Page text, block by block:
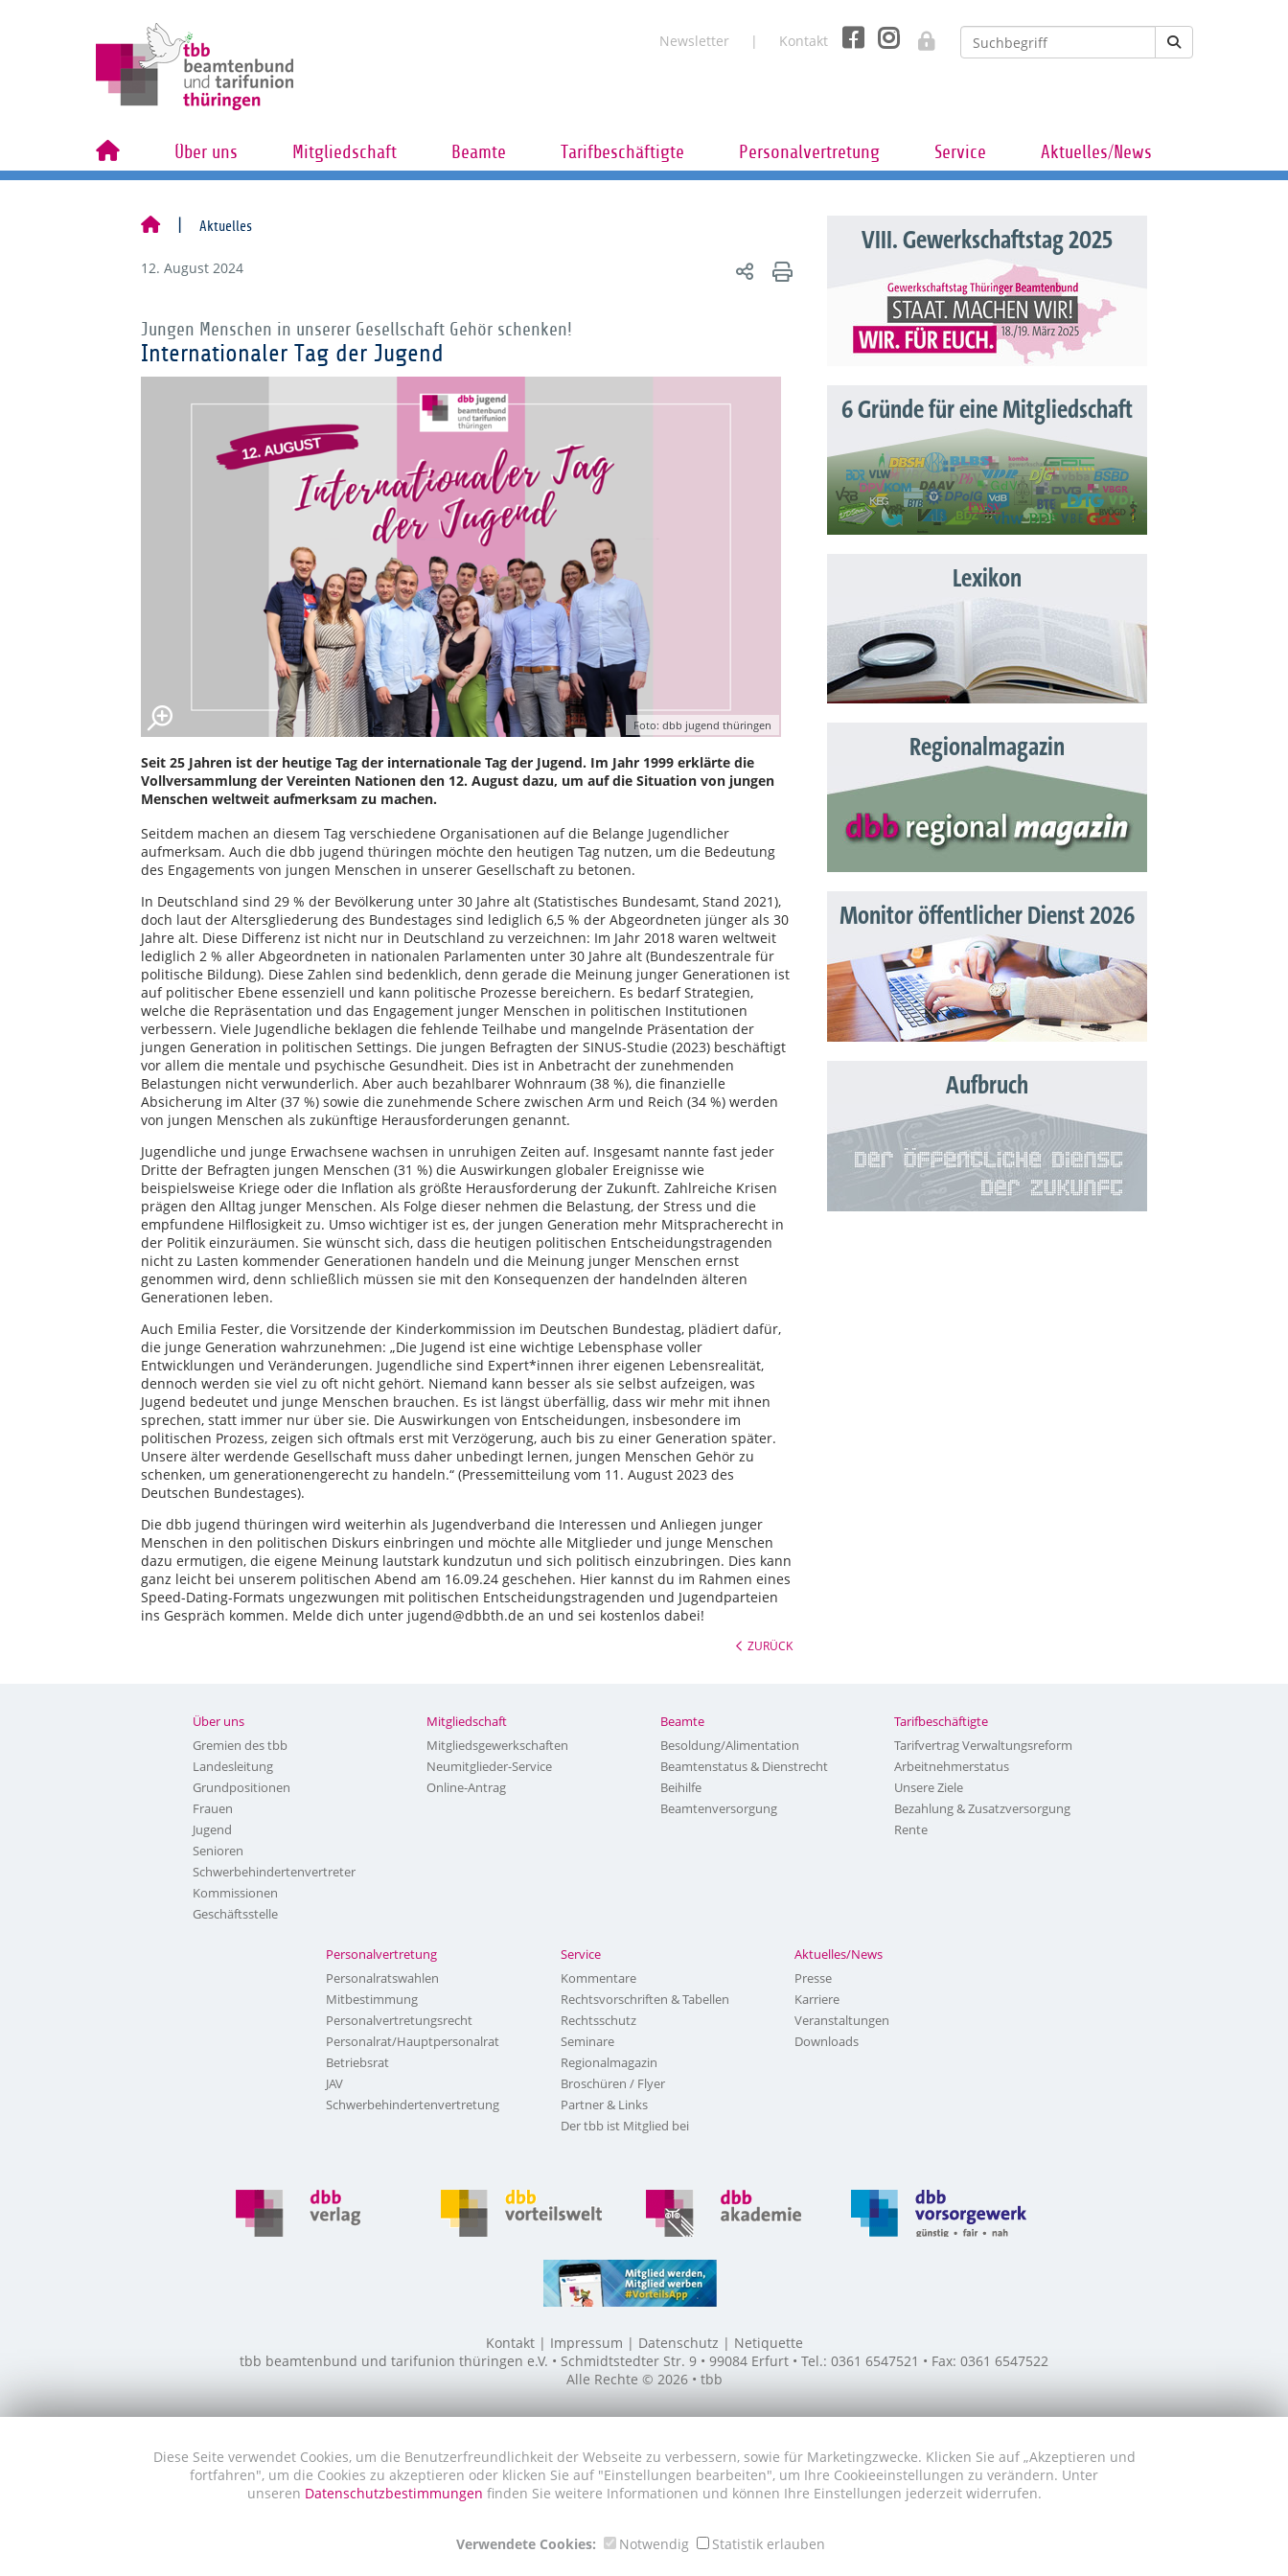
Newsletter Kontakt
Über uns Mitgliedschaft Beamte Tarifbeschäftigte Personalvertretung Service Aktuelles/News
Aktuelles
12. August 2024
Jungen Menschen in unserer Gesellschaft Gehör schenken!
Internationaler Tag der Jugend
Foto: dbb jugend thüringen
Seit 25 Jahren ist der heutige Tag der internationale Tag der Jugend. Im Jahr 1999 erklärte die
Vollversammlung der Vereinten Nationen den 12. August dazu, um auf die Situation von jungen
Menschen weltweit aufmerksam zu machen.
Seitdem machen an diesem Tag verschiedene Organisationen auf die Belange Jugendlicher
aufmerksam. Auch die dbb jugend thüringen möchte den heutigen Tag nutzen, um die Bedeutung
des Engagements von jungen Menschen in unserer Gesellschaft zu betonen.
In Deutschland sind 29 % der Bevölkerung unter 30 Jahre alt (Statistisches Bundesamt, Stand 2021),
doch laut der Altersgliederung des Bundestages sind lediglich 6,5 % der Abgeordneten jünger als 30
Jahre alt. Diese Differenz ist nicht nur in Deutschland zu verzeichnen: Im Jahr 2018 waren weltweit
lediglich 2 % aller Abgeordneten in nationalen Parlamenten unter 30 Jahre alt (Bundeszentrale für
politische Bildung). Diese Zahlen sind bedenklich, denn gerade die Meinung junger Generationen ist
auf politischer Ebene essenziell und kann politische Prozesse bereichern. Es bedarf Strategien,
welche die Repräsentation und das Engagement junger Menschen in politischen Institutionen
verbessern. Viele Jugendliche beklagen die fehlende Teilhabe und mangelnde Präsentation der
jungen Generation in politischen Settings. Die jungen Befragten der SINUS-Studie (2023) beschäftigt
vor allem die mentale und psychische Gesundheit. Dies ist in Anbetracht der zunehmenden
Belastungen nicht verwunderlich. Aber auch bezahlbarer Wohnraum (38 %), die finanzielle
Absicherung im Alter (37 %) sowie die zunehmende Schere zwischen Arm und Reich (34 %) werden
von jungen Menschen als zukünftige Herausforderungen genannt.
Jugendliche und junge Erwachsene wachsen in unruhigen Zeiten auf. Insgesamt nannte fast jeder
Dritte der Befragten jungen Menschen (31 %) die Auswirkungen globaler Ereignisse wie
beispielsweise Kriege oder die Inflation als größte Herausforderung der Zukunft. Zahlreiche Krisen
prägen den Alltag junger Menschen. Als Folge dieser nehmen die Belastung, der Stress und die
empfundene Hilflosigkeit zu. Umso wichtiger ist es, der jungen Generation mehr Mitspracherecht in
der Politik einzuräumen. Sie wünscht sich, dass die heutigen politischen Entscheidungstragenden
nicht zu Lasten kommender Generationen handeln und die Meinung junger Menschen ernst
genommen wird, denn schließlich müssen sie mit den Konsequenzen der handelnden älteren
Generationen leben.
Auch Emilia Fester, die Vorsitzende der Kinderkommission im Deutschen Bundestag, plädiert dafür,
die junge Generation wahrzunehmen: „Die Jugend ist eine wichtige Lebensphase voller
Entwicklungen und Veränderungen. Jugendliche sind Expert*innen ihrer eigenen Lebensrealität,
dennoch werden sie viel zu oft nicht gehört. Niemand kann besser als sie selbst aufzeigen, was
Jugend bedeutet und junge Menschen brauchen. Es ist längst überfällig, dass wir mehr mit ihnen
sprechen, statt immer nur über sie. Die Auswirkungen von Entscheidungen, insbesondere im
politischen Prozess, zeigen sich oftmals erst mit Verzögerung, auch bis zu einer Generation später.
Unsere älter werdende Gesellschaft muss daher unbedingt lernen, jungen Menschen Gehör zu
schenken, um generationengerecht zu handeln.“ (Pressemitteilung vom 11. August 2023 des
Deutschen Bundestages).
Die dbb jugend thüringen wird weiterhin als Jugendverband die Interessen und Anliegen junger
Menschen in den politischen Diskurs einbringen und möchte alle Mitglieder und junge Menschen
dazu ermutigen, die eigene Meinung lautstark kundzutun und sich politisch einzubringen. Dies kann
ganz leicht bei unserem politischen Abend am 16.09.24 geschehen. Hier kannst du im Rahmen eines
Speed-Dating-Formats ungezwungen mit politischen Entscheidungstragenden und Jugendparteien
ins Gespräch kommen. Melde dich unter jugend@dbbth.de an und sei kostenlos dabei!
ZURÜCK
VIII. Gewerkschaftstag 2025
6 Gründe für eine Mitgliedschaft
Lexikon
Regionalmagazin
Monitor öffentlicher Dienst 2026
Aufbruch
Über uns
Gremien des tbb
Landesleitung
Grundpositionen
Frauen
Jugend
Senioren
Schwerbehindertenvertreter
Kommissionen
Geschäftsstelle
Mitgliedschaft
Mitgliedsgewerkschaften
Neumitglieder-Service
Online-Antrag
Beamte
Besoldung/Alimentation
Beamtenstatus & Dienstrecht
Beihilfe
Beamtenversorgung
Tarifbeschäftigte
Tarifvertrag Verwaltungsreform
Arbeitnehmerstatus
Unsere Ziele
Bezahlung & Zusatzversorgung
Rente
Personalvertretung
Personalratswahlen
Mitbestimmung
Personalvertretungsrecht
Personalrat/Hauptpersonalrat
Betriebsrat
JAV
Schwerbehindertenvertretung
Service
Kommentare
Rechtsvorschriften & Tabellen
Rechtsschutz
Seminare
Regionalmagazin
Broschüren / Flyer
Partner & Links
Der tbb ist Mitglied bei
Aktuelles/News
Presse
Karriere
Veranstaltungen
Downloads
Kontakt Impressum Datenschutz
Netiquette
tbb beamtenbund und tarifunion thüringen e.V. • Schmidtstedter Str. 9 • 99084 Erfurt • Tel.: 0361 6547521 • Fax: 0361 6547522
Alle Rechte © 2026 • tbb
Diese Seite verwendet Cookies, um die Benutzerfreundlichkeit der Webseite zu verbessern, sowie für Marketingzwecke. Klicken Sie auf „Akzeptieren und
fortfahren", um die Cookies zu akzeptieren oder klicken Sie auf "Einstellungen bearbeiten", um Ihre Cookieeinstellungen zu verändern. Unter
unseren Datenschutzbestimmungen finden Sie weitere Informationen und können Ihre Einstellungen jederzeit widerrufen.
Verwendete Cookies: Notwendig Statistik erlauben